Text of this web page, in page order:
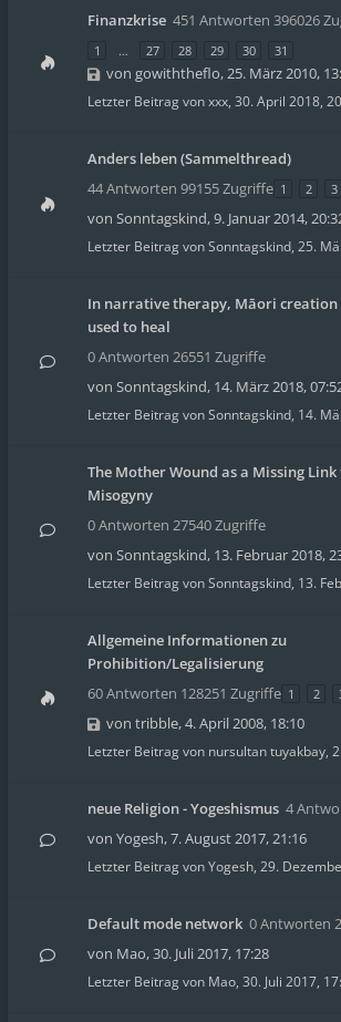
Finanzkrise 451 Antworten 396026
1 … 27 28 29 30 31
von gowiththeflo,25. März 2010,
Letzter Beitrag vonxxx, 30. April 2018,
Anders leben (Sammelthread)
44 Antworten 99155 Zugriffe 1 2 3
von Sonntagskind,9. Januar 2014,
Letzter Beitrag vonSonntagskind, 25.
In narrative therapy, Māori creation
used to heal
0 Antworten 26551 Zugriffe
von Sonntagskind, 14. März 2018,
Letzter Beitrag vonSonntagskind, 14.
The Mother Wound as a Missing
Misogyny
0 Antworten 27540 Zugriffe
von Sonntagskind, 13. Februar 2018,
Letzter Beitrag vonSonntagskind, 13.
Allgemeine Informationen zu
Prohibition/Legalisierung
60 Antworten 128251 Zugriffe 1 2
von tribble,4. April 2008, 18:10
Letzter Beitrag von nursultan tuyakbay,
neue Religion - Yogeshismus 4
von Yogesh,7. August 2017, 21:16
Letzter Beitrag vonYogesh, 29.
Default mode network 0 Antworten
von Mao,30. Juli 2017, 17:28
Letzter Beitrag von Mao, 30. Juli 2017,